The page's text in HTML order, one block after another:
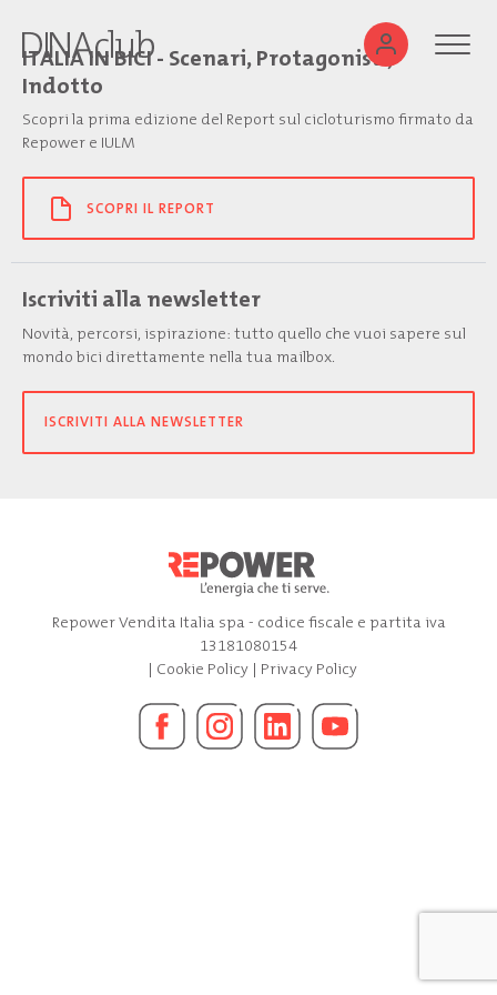
ITALIA IN BICI - Scenari, Protagonisti,
Indotto
Scopri la prima edizione del Report sul cicloturismo firmato da
Repower e IULM
SCOPRI IL REPORT
Iscriviti alla newsletter
Novità, percorsi, ispirazione: tutto quello che vuoi sapere sul
mondo bici direttamente nella tua mailbox.
ISCRIVITI ALLA NEWSLETTER
Repower Vendita Italia spa - codice fiscale e partita iva
13181080154
| Cookie Policy| Privacy Policy